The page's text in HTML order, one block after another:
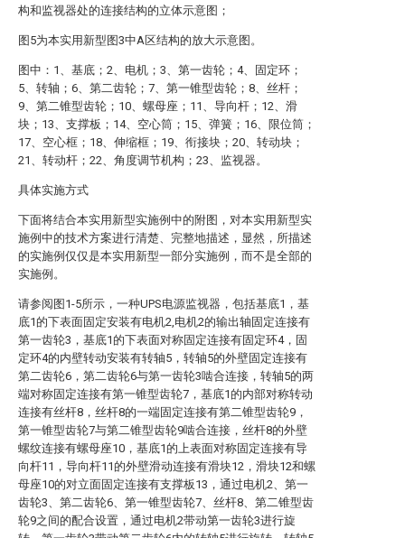
构和监视器处的连接结构的立体示意图；
图5为本实用新型图3中A区结构的放大示意图。
图中：1、基底；2、电机；3、第一齿轮；4、固定环；
5、转轴；6、第二齿轮；7、第一锥型齿轮；8、丝杆；
9、第二锥型齿轮；10、螺母座；11、导向杆；12、滑
块；13、支撑板；14、空心筒；15、弹簧；16、限位筒；
17、空心框；18、伸缩框；19、衔接块；20、转动块；
21、转动杆；22、角度调节机构；23、监视器。
具体实施方式
下面将结合本实用新型实施例中的附图，对本实用新型实
施例中的技术方案进行清楚、完整地描述，显然，所描述
的实施例仅仅是本实用新型一部分实施例，而不是全部的
实施例。
请参阅图1-5所示，一种UPS电源监视器，包括基底1，基
底1的下表面固定安装有电机2,电机2的输出轴固定连接有
第一齿轮3，基底1的下表面对称固定连接有固定环4，固
定环4的内壁转动安装有转轴5，转轴5的外壁固定连接有
第二齿轮6，第二齿轮6与第一齿轮3啮合连接，转轴5的两
端对称固定连接有第一锥型齿轮7，基底1的内部对称转动
连接有丝杆8，丝杆8的一端固定连接有第二锥型齿轮9，
第一锥型齿轮7与第二锥型齿轮9啮合连接，丝杆8的外壁
螺纹连接有螺母座10，基底1的上表面对称固定连接有导
向杆11，导向杆11的外壁滑动连接有滑块12，滑块12和螺
母座10的对立面固定连接有支撑板13，通过电机2、第一
齿轮3、第二齿轮6、第一锥型齿轮7、丝杆8、第二锥型齿
轮9之间的配合设置，通过电机2带动第一齿轮3进行旋